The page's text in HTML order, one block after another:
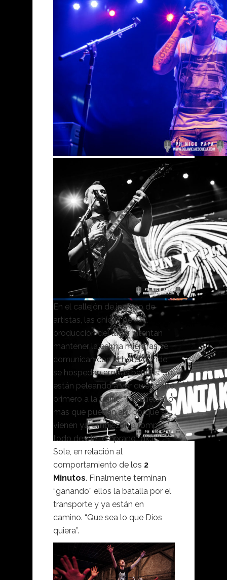
En el callejón de ingreso de
artistas, las chicas de
producción del lugar intentan
mantener la calma mientras se
comunican con el hotel donde
se hospedan ambas bandas. Se
están peleando a ver quien sube
primero a la traffic. “Retenelos lo
mas que puedan ahí, porque si
vienen ya, empiezan a romper
todo desde temprano” dice
Sole, en relación al
comportamiento de los 2
Minutos. Finalmente terminan
“ganando” ellos la batalla por el
transporte y ya están en
camino. “Que sea lo que Dios
quiera”.